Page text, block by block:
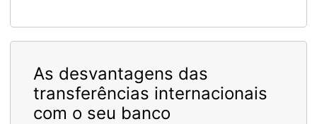
As desvantagens das
transferências internacionais
com o seu banco